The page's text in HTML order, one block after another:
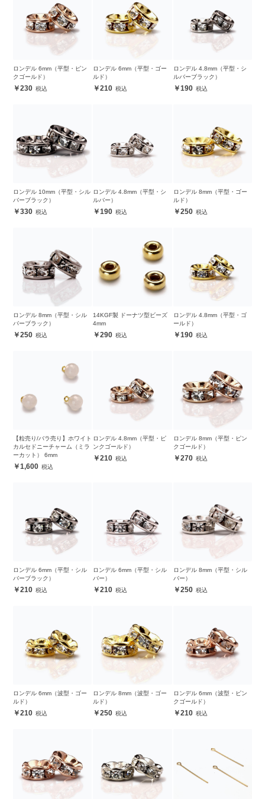
ロンデル 6mm（平型・ピン
クゴールド）
230
ロンデル 6mm（平型・ゴー
ルド）
210
ロンデル 4.8mm（平型・シ
ルバーブラック）
190
ロンデル 10mm（平型・シル
バーブラック）
330
ロンデル 4.8mm（平型・シ
ルバー）
190
ロンデル 8mm（平型・ゴー
ルド）
250
ロンデル 8mm（平型・シル
バーブラック）
250
14KGF製 ドーナツ型ビーズ
4mm
290
ロンデル 4.8mm（平型・ゴ
ールド）
190
【粒売り/バラ売り】ホワイト
カルセドニーチャーム（ミラ
ーカット） 6mm
1,600
ロンデル 4.8mm（平型・ピ
ンクゴールド）
210
ロンデル 8mm（平型・ピン
クゴールド）
270
ロンデル 6mm（平型・シル
バーブラック）
210
ロンデル 6mm（平型・シル
バー）
210
ロンデル 8mm（平型・シル
バー）
250
ロンデル 6mm（波型・ゴー
ルド）
210
ロンデル 8mm（波型・ゴー
ルド）
250
ロンデル 6mm（波型・ピン
クゴールド）
210